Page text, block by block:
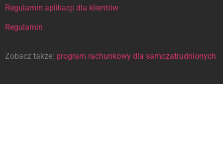
Regulamin aplikacji dla klientów
Regulamin
Zobacz także: program rachunkowy dla samozatrudnionych